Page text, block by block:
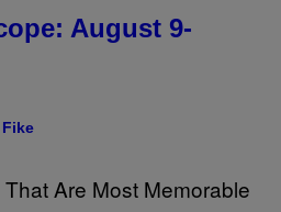
August 9-